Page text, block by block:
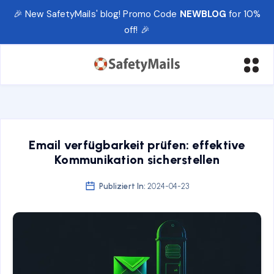
🎉 New SafetyMails' blog! Promo Code NEWBLOG for 10%
off! 🎉
Email verfügbarkeit prüfen: effektive
Kommunikation sicherstellen
Publiziert In: 2024-04-23